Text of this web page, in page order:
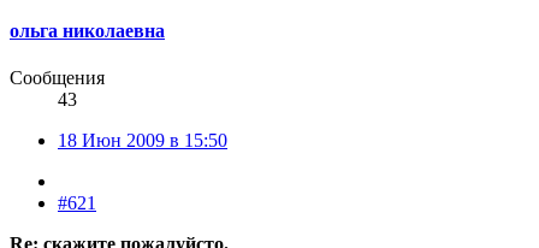
ольга николаевна
Сообщения
43
18 Июн 2009 в 15:50
#621
Re: скажите пожалуйсто.